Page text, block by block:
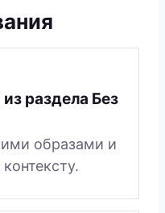
раздела Без
образами и